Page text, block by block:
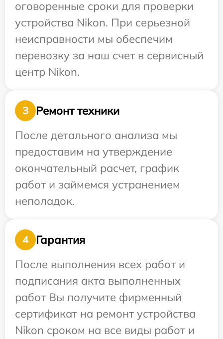
оговоренные сроки для проверки
устройства Nikon. При серьезной
неисправности мы обеспечим
перевозку за наш счет в сервисный
центр Nikon.
3
Ремонт техники
После детального анализа мы
предоставим на утверждение
окончательный расчет, график
работ и займемся устранением
неполадок.
4
Гарантия
После выполнения всех работ и
подписания акта выполненных
работ Вы получите фирменный
сертификат на ремонт устройства
Nikon сроком на все виды работ и